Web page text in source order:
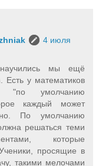
4 июля
мы ещё
Есть у математиков
"по умолчанию
каждый может
По умолчанию
решаться теми
которые
просящие в
такими мелочами